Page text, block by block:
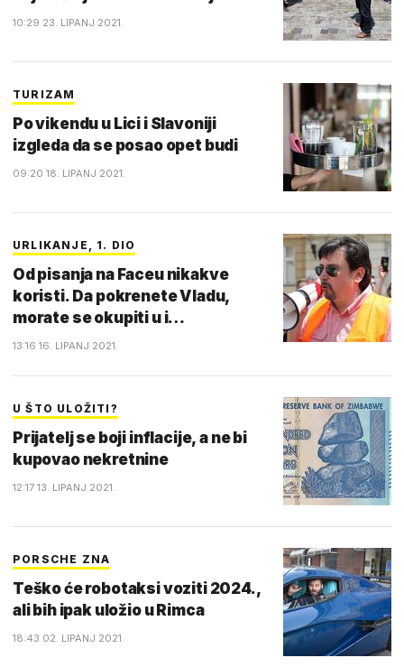
10:29 23. LIPANJ 2021.
TURIZAM
Po vikendu u Lici i Slavoniji
izgleda da se posao opet budi
09:20 18. LIPANJ 2021.
URLIKANJE, 1. DIO
Od pisanja na Faceu nikakve
koristi. Da pokrenete Vladu,
morate se okupiti u i…
13:16 16. LIPANJ 2021.
U ŠTO ULOŽITI?
Prijatelj se boji inflacije, a ne bi
kupovao nekretnine
12:17 13. LIPANJ 2021.
PORSCHE ZNA
Teško će robotaksi voziti 2024.,
ali bih ipak uložio u Rimca
18:43 02. LIPANJ 2021.